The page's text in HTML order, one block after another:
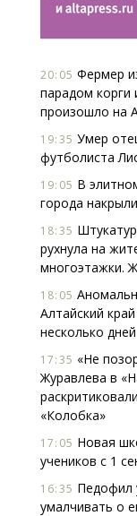
20:05 Фермер
парадом
произошло на
19:35 Умер
футболиста
19:05 В
города
18:35
рухнула на
многоэтажки.
18:05
Алтайский
несколько дней
17:35 «Не
Журавлева в
«Колобка»
17:05 Новая
учеников с 1
16:35 Педофил
умалчивать о